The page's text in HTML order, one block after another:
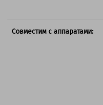
Совместим с аппаратами: